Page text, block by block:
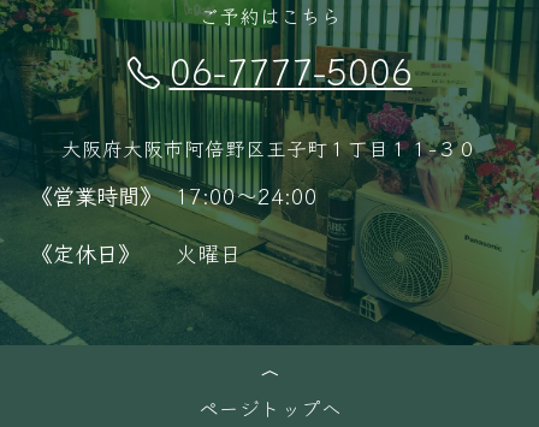
ご予約はこちら
06-7777-5006
大阪府大阪市阿倍野区王子町１丁目１１−３０
《営業時間》 17:00～24:00
《定休日》
火曜日
ページトップへ